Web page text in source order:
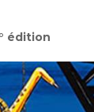
édition